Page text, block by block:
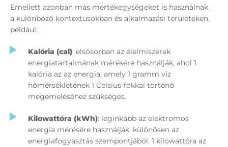
Emellett azonban más mértékegységeket is használnak
a különböző kontextusokban és alkalmazási területeken,
például:
Kalória (cal): elsősorban az élelmiszerek
energiatartalmának mérésére használják, ahol 1
kalória az az energia, amely 1 gramm víz
hőmérsékletének 1 Celsius-fokkal történő
megemeléséhez szükséges.
Kilowattóra (kWh): leginkább az elektromos
energia mérésére használják, különösen az
energiafogyasztás szempontjából. 1 kilowattóra az